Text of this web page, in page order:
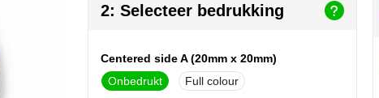
2: Selecteer bedrukking
Centered side A (20mm x 20mm)
Onbedrukt
Full colour